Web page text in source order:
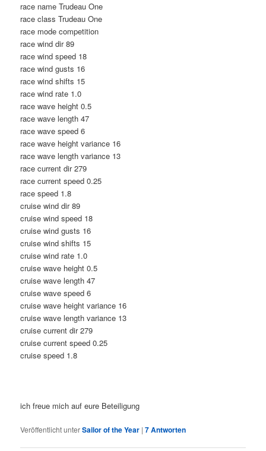
race name Trudeau One
race class Trudeau One
race mode competition
race wind dir 89
race wind speed 18
race wind gusts 16
race wind shifts 15
race wind rate 1.0
race wave height 0.5
race wave length 47
race wave speed 6
race wave height variance 16
race wave length variance 13
race current dir 279
race current speed 0.25
race speed 1.8
cruise wind dir 89
cruise wind speed 18
cruise wind gusts 16
cruise wind shifts 15
cruise wind rate 1.0
cruise wave height 0.5
cruise wave length 47
cruise wave speed 6
cruise wave height variance 16
cruise wave length variance 13
cruise current dir 279
cruise current speed 0.25
cruise speed 1.8
ich freue mich auf eure Beteiligung
Veröffentlicht unterSailor of the Year |7Antworten